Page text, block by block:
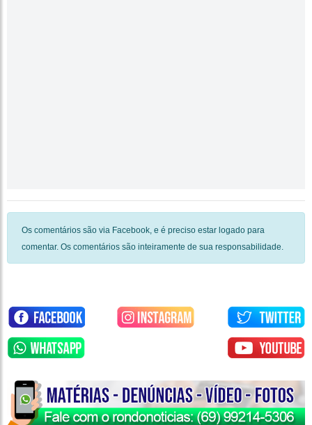
Os comentários são via Facebook, e é preciso estar logado para
comentar. Os comentários são inteiramente de sua responsabilidade.